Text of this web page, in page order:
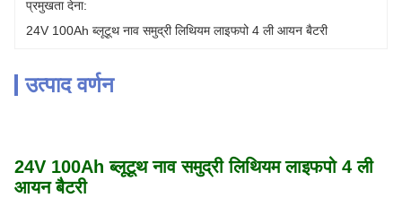
प्रमुखता देना:
24V 100Ah ब्लूटूथ नाव समुद्री लिथियम लाइफपो 4 ली आयन बैटरी
उत्पाद वर्णन
24V 100Ah ब्लूटूथ नाव समुद्री लिथियम लाइफपो 4 ली
आयन बैटरी